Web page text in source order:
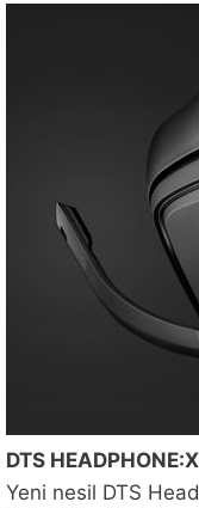
DTS
Yeni nesil DTS